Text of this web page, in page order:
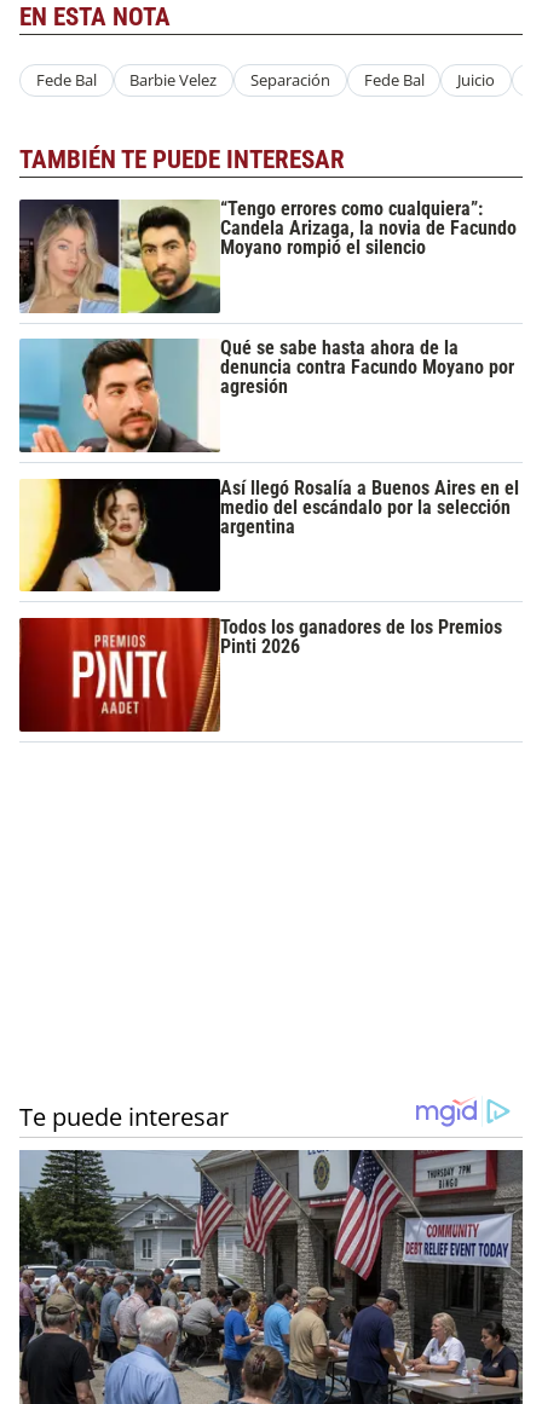
EN ESTA NOTA
Fede Bal Barbie Velez Separación Fede Bal Juicio
TAMBIÉN TE PUEDE INTERESAR
“Tengo errores como cualquiera”:
Candela Arizaga, la novia de Facundo
Moyano rompió el silencio
Qué se sabe hasta ahora de la
denuncia contra Facundo Moyano por
agresión
Así llegó Rosalía a Buenos Aires en el
medio del escándalo por la selección
argentina
Todos los ganadores de los Premios
Pinti 2026